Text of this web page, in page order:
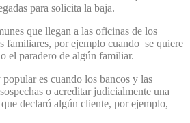
para solicita la baja.
que llegan a las oficinas de los
familiares, por ejemplo cuando se quiere
el paradero de algún familiar.
es cuando los bancos y las
o acreditar judicialmente una
declaró algún cliente, por ejemplo,